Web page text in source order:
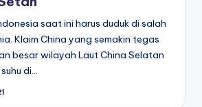
saat ini harus duduk di salah
Klaim China yang semakin tegas
besar wilayah Laut China Selatan
di…